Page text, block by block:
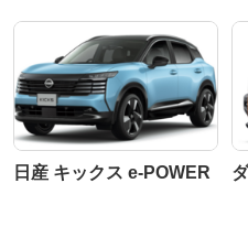
日産 キックス e-POWER